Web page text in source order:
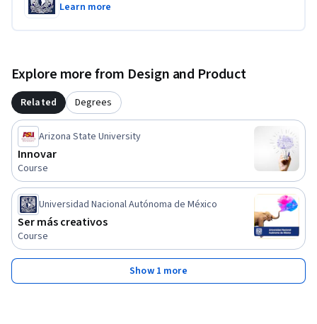
Learn more
Explore more from Design and Product
Related Degrees
Arizona State University
Innovar
Course
Universidad Nacional Autónoma de México
Ser más creativos
Course
Show 1 more